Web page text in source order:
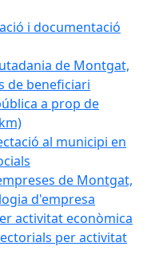
i documentació
de Montgat,
de beneficiari
a prop de
al municipi en
de Montgat,
d'empresa
activitat econòmica
per activitat